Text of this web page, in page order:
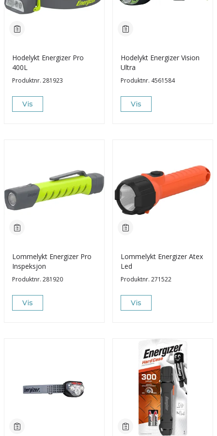
Hodelykt Energizer Pro
400L
Produktnr. 281923
Vis
Hodelykt Energizer Vision
Ultra
Produktnr. 4561584
Vis
Lommelykt Energizer Pro
Inspeksjon
Produktnr. 281920
Vis
Lommelykt Energizer Atex
Led
Produktnr. 271522
Vis